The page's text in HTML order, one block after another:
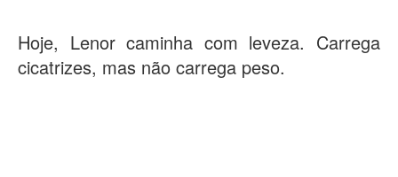
Hoje, Lenor caminha com leveza. Carrega
cicatrizes, mas não carrega peso.